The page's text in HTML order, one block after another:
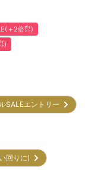
＋2倍㌽)
)
SALEエントリー
回りに)